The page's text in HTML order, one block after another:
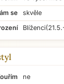
se
skvěle
Blíženci
ne